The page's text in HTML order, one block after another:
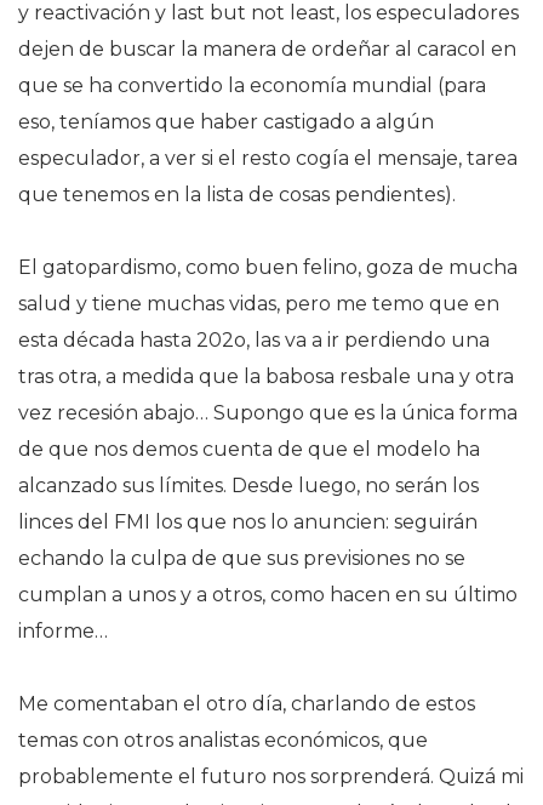
y reactivación y last but not least, los especuladores
dejen de buscar la manera de ordeñar al caracol en
que se ha convertido la economía mundial (para
eso, teníamos que haber castigado a algún
especulador, a ver si el resto cogía el mensaje, tarea
que tenemos en la lista de cosas pendientes).
El gatopardismo, como buen felino, goza de mucha
salud y tiene muchas vidas, pero me temo que en
esta década hasta 202o, las va a ir perdiendo una
tras otra, a medida que la babosa resbale una y otra
vez recesión abajo… Supongo que es la única forma
de que nos demos cuenta de que el modelo ha
alcanzado sus límites. Desde luego, no serán los
linces del FMI los que nos lo anuncien: seguirán
echando la culpa de que sus previsiones no se
cumplan a unos y a otros, como hacen en su último
informe…
Me comentaban el otro día, charlando de estos
temas con otros analistas económicos, que
probablemente el futuro nos sorprenderá. Quizá mi